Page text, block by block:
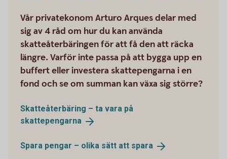
Vår privatekonom Arturo Arques delar med
sig av 4 råd om hur du kan använda
skatteåterbäringen för att få den att räcka
längre. Varför inte passa på att bygga upp en
buffert eller investera skattepengarna i en
fond och se om summan kan växa sig större?
Skatteåterbäring – ta vara på
skattepengarna
Spara pengar – olika sätt att spara